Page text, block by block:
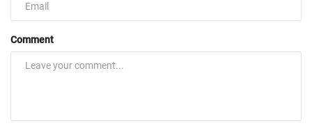
Comment